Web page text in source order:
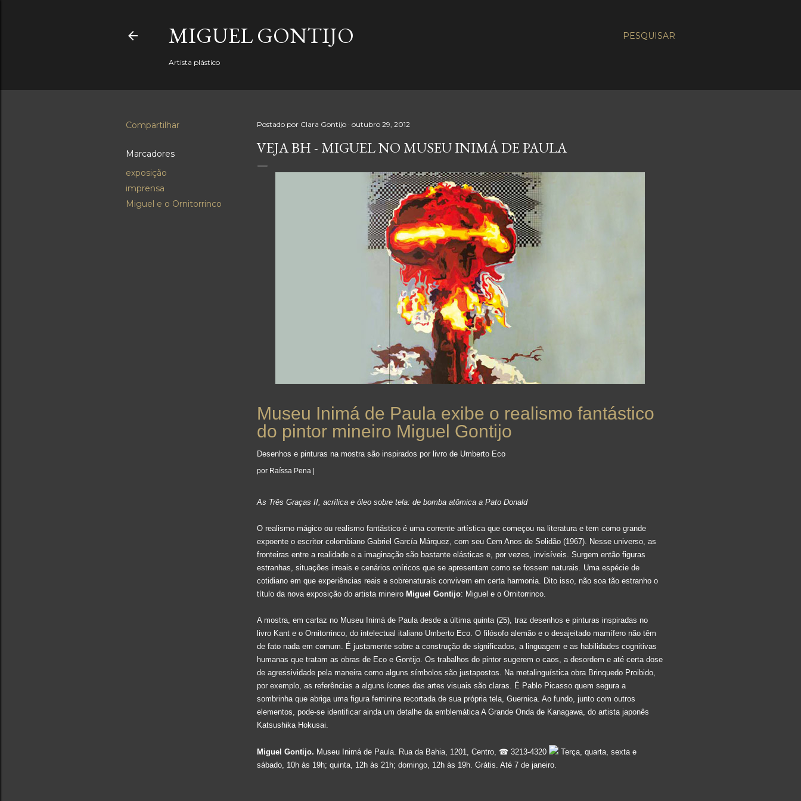
PESQUISAR
MIGUEL GONTIJO
Artista plástico
Compartilhar
Marcadores
exposição
imprensa
Miguel e o Ornitorrinco
Postado por Clara Gontijo outubro 29, 2012
VEJA BH - MIGUEL NO MUSEU INIMÁ DE PAULA
Museu Inimá de Paula exibe o realismo fantástico
do pintor mineiro Miguel Gontijo
Desenhos e pinturas na mostra são inspirados por livro de Umberto Eco
por Raíssa Pena |
As Três Graças II, acrílica e óleo sobre tela: de bomba atômica a Pato Donald
O realismo mágico ou realismo fantástico é uma corrente artística que começou na literatura e tem como grande
expoente o escritor colombiano Gabriel García Márquez, com seu Cem Anos de Solidão (1967). Nesse universo, as
fronteiras entre a realidade e a imaginação são bastante elásticas e, por vezes, invisíveis. Surgem então figuras
estranhas, situações irreais e cenários oníricos que se apresentam como se fossem naturais. Uma espécie de
cotidiano em que experiências reais e sobrenaturais convivem em certa harmonia. Dito isso, não soa tão estranho o
título da nova exposição do artista mineiro Miguel Gontijo: Miguel e o Ornitorrinco.
A mostra, em cartaz no Museu Inimá de Paula desde a última quinta (25), traz desenhos e pinturas inspiradas no
livro Kant e o Ornitorrinco, do intelectual italiano Umberto Eco. O filósofo alemão e o desajeitado mamífero não têm
de fato nada em comum. É justamente sobre a construção de significados, a linguagem e as habilidades cognitivas
humanas que tratam as obras de Eco e Gontijo. Os trabalhos do pintor sugerem o caos, a desordem e até certa dose
de agressividade pela maneira como alguns símbolos são justapostos. Na metalinguística obra Brinquedo Proibido,
por exemplo, as referências a alguns ícones das artes visuais são claras. É Pablo Picasso quem segura a
sombrinha que abriga uma figura feminina recortada de sua própria tela, Guernica. Ao fundo, junto com outros
elementos, pode-se identificar ainda um detalhe da emblemática A Grande Onda de Kanagawa, do artista japonês
Katsushika Hokusai.
Miguel Gontijo. Museu Inimá de Paula. Rua da Bahia, 1201, Centro, ☎ 3213-4320
Terça, quarta, sexta e
sábado, 10h às 19h; quinta, 12h às 21h; domingo, 12h às 19h. Grátis. Até 7 de janeiro.